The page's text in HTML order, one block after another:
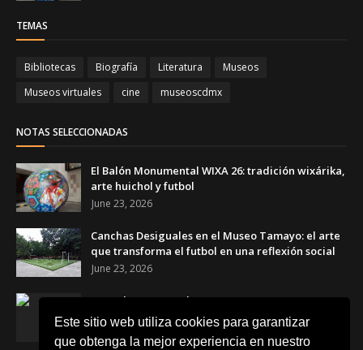
Este sitio web utiliza cookies para garantizar
que obtenga la mejor experiencia en nuestro
TEMAS
Bibliotecas Biografía Literatura
Museos
Museos virtuales
cine museoscdmx
NOTAS SELECCIONADAS
El Balón Monumental WIXA 26: tradición wixárika,
arte huichol y futbol
June 23, 2026
Canchas Desiguales en el Museo Tamayo: el arte
que transforma el futbol en una reflexión social
June 23, 2026
Copa de Arte Popular Banamex 2026: artesanas y
artesanos mexicanos celebran el futbol a través
del arte